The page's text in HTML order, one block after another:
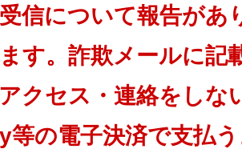
信について報告があ
す。詐欺メールに記
クセス・連絡をしな
等の電子決済で支払